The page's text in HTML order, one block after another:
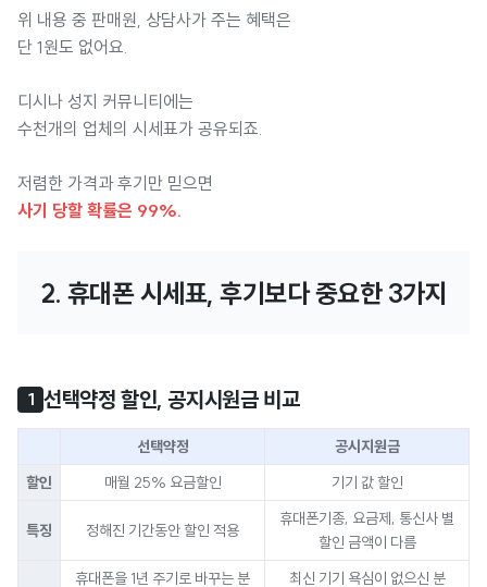
위 내용 중 판매원, 상담사가 주는 혜택은
단 1원도 없어요.
디시나 성지 커뮤니티에는
수천개의 업체의 시세표가 공유되죠.
저렴한 가격과 후기만 믿으면
사기 당할 확률은 99%.
2. 휴대폰 시세표, 후기보다 중요한 3가지
1 선택약정 할인, 공지시원금 비교
선택약정
공시지원금
할인
매월 25% 요금할인 기기 값 할인
특징 정해진 기간동안 할인 적용
휴대폰기종, 요금제, 통신사 별
할인 금액이 다름
휴대폰을 1년 주기로 바꾸는 분
최신 기기 욕심이 없으신 분